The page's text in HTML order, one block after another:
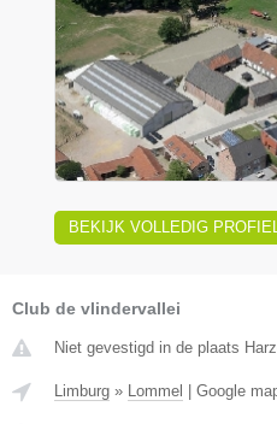
BEKIJK VOLLEDIG PROFIEL
Club de vlindervallei
Niet gevestigd in de plaats
Limburg » Lommel Google